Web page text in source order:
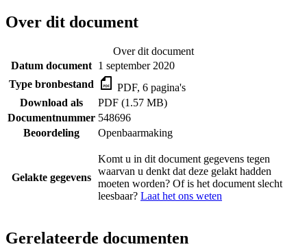
Over dit document
Over dit document
Datum document 1 september 2020
Type bronbestand
PDF, 6 pagina's
Download als
PDF (1.57 MB)
Documentnummer 548696
Beoordeling
Openbaarmaking
Gelakte gegevens
Komt u in dit document gegevens tegen
waarvan u denkt dat deze gelakt hadden
moeten worden? Of is het document slecht
leesbaar? Laat het ons weten
Gerelateerde documenten